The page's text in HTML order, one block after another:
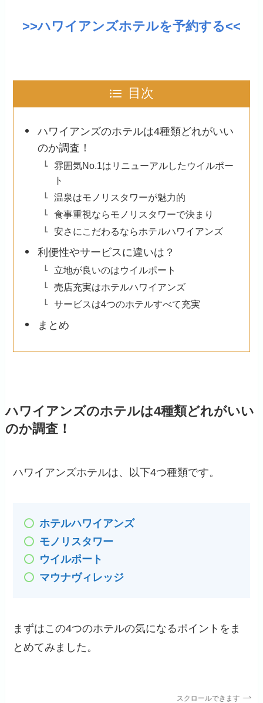
>>ハワイアンズホテルを予約する<<
目次
ハワイアンズのホテルは4種類どれがいい
のか調査！
雰囲気No.1はリニューアルしたウイルポー
ト
温泉はモノリスタワーが魅力的
食事重視ならモノリスタワーで決まり
安さにこだわるならホテルハワイアンズ
利便性やサービスに違いは？
立地が良いのはウイルポート
売店充実はホテルハワイアンズ
サービスは4つのホテルすべて充実
まとめ
ハワイアンズのホテルは4種類どれがいい
のか調査！
ハワイアンズホテルは、以下4つ種類です。
ホテルハワイアンズ
モノリスタワー
ウイルポート
マウナヴィレッジ
まずはこの4つのホテルの気になるポイントをま
とめてみました。
スクロールできます